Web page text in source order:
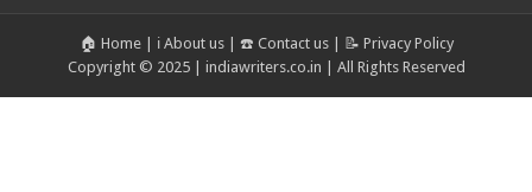
🏠 Home| ℹ️ About us| ☎️ Contact us| 📝 Privacy Policy
Copyright © 2025 | indiawriters.co.in | All Rights Reserved